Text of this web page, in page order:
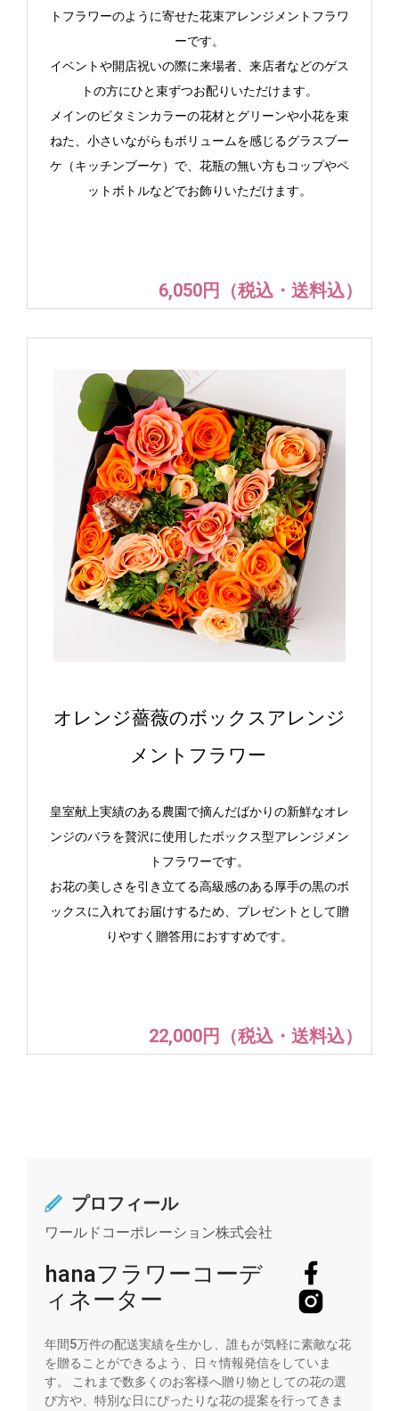
トフラワーのように寄せた花束アレンジメントフラワ
ーです。
イベントや開店祝いの際に来場者、来店者などのゲス
トの方にひと束ずつお配りいただけます。
メインのビタミンカラーの花材とグリーンや小花を束
ねた、小さいながらもボリュームを感じるグラスブー
ケ（キッチンブーケ）で、花瓶の無い方もコップやペ
ットボトルなどでお飾りいただけます。
6,050円（税込・送料込）
オレンジ薔薇のボックスアレンジ
メントフラワー
皇室献上実績のある農園で摘んだばかりの新鮮なオレ
ンジのバラを贅沢に使用したボックス型アレンジメン
トフラワーです。
お花の美しさを引き立てる高級感のある厚手の黒のボ
ックスに入れてお届けするため、プレゼントとして贈
りやすく贈答用におすすめです。
22,000円（税込・送料込）
プロフィール
ワールドコーポレーション株式会社
hanaフラワーコーデ
ィネーター
年間5万件の配送実績を生かし、誰もが気軽に素敵な花
を贈ることができるよう、日々情報発信をしていま
す。 これまで数多くのお客様へ贈り物としての花の選
び方や、特別な日にぴったりな花の提案を行ってきま